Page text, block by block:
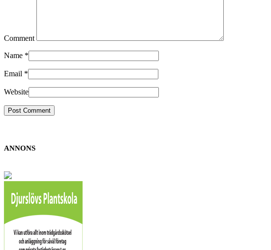
Comment
Name *
Email *
Website
ANNONS